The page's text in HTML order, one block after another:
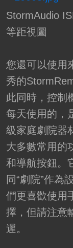
StormAudio
等距視圖
您還可以使用
秀的
此同時，控制
每天使用的，
級家庭劇院器
大多數常用的
和導航按鈕。
同“劇院”作為
們更喜歡使用
擇，但請注意
遲。